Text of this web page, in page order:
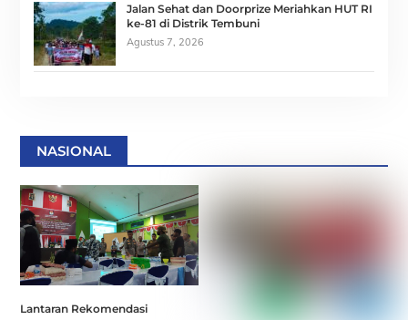
Jalan Sehat dan Doorprize Meriahkan HUT RI
ke-81 di Distrik Tembuni
Agustus 7, 2026
NASIONAL
Lantaran Rekomendasi